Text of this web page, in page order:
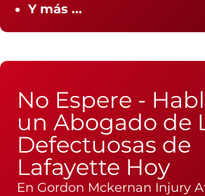
Y más ...
No Espere -
un Abogado de
Defectuosas de
Lafayette Hoy
En Gordon Mckernan Injury